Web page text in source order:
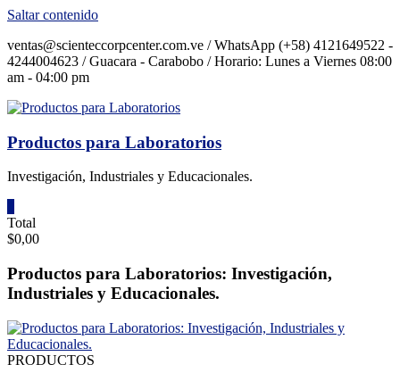
Saltar contenido
ventas@scienteccorpcenter.com.ve / WhatsApp (+58) 4121649522 -
4244004623 / Guacara - Carabobo / Horario: Lunes a Viernes 08:00
am - 04:00 pm
Productos para Laboratorios
Investigación, Industriales y Educacionales.
Total
$0,00
Productos para Laboratorios: Investigación,
Industriales y Educacionales.
PRODUCTOS